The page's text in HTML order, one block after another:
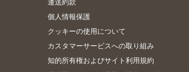
個人情報保護
クッキーの使用について
カスタマーサービスへの取り組み
知的所有権およびサイト利用規約